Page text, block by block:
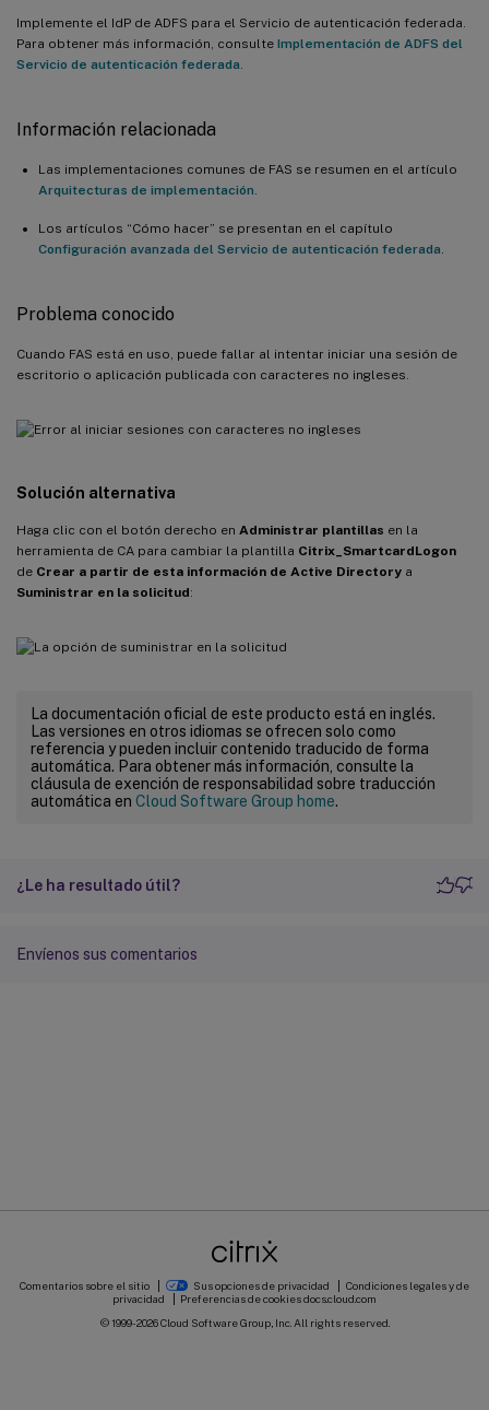
Implemente el IdP de ADFS para el Servicio de autenticación federada.
Para obtener más información, consulte Implementación de ADFS del
Servicio de autenticación federada
Información relacionada
Las implementaciones comunes de FAS se resumen en el artículo
Arquitecturas de implementación
Los artículos “Cómo hacer” se presentan en el capítulo
Configuración avanzada del Servicio de autenticación federada
Problema conocido
Cuando FAS está en uso, puede fallar al intentar iniciar una sesión de
escritorio o aplicación publicada con caracteres no ingleses.
Solución alternativa
Haga clic con el botón derecho en Administrar plantillas en la
herramienta de CA para cambiar la plantilla Citrix_SmartcardLogon
de Crear a partir de esta información de Active Directory a
Suministrar en la solicitud:
La documentación oficial de este producto está en inglés.
Las versiones en otros idiomas se ofrecen solo como
referencia y pueden incluir contenido traducido de forma
automática. Para obtener más información, consulte la
cláusula de exención de responsabilidad sobre traducción
automática en Cloud Software Group home.
¿Le ha resultado útil?
Envíenos sus comentarios
Comentarios sobre el sitio Sus opciones de privacidad
Condiciones legales y de
privacidad
Preferencias de cookiesdocs.cloud.com
© 1999-2026Cloud Software Group, Inc. All rights reserved.